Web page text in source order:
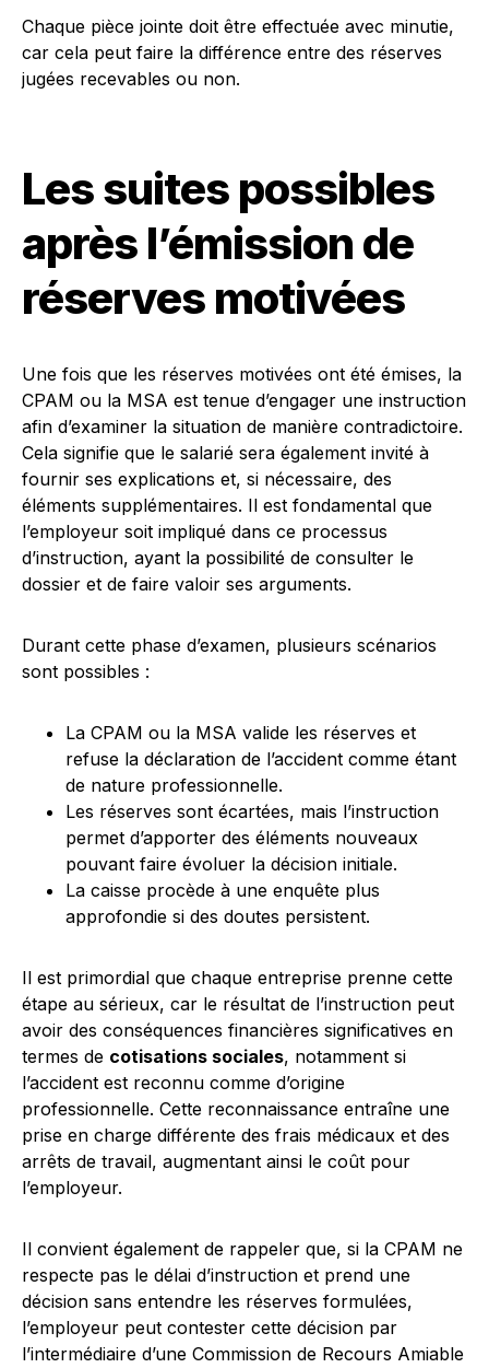
Chaque pièce jointe doit être effectuée avec minutie,
car cela peut faire la différence entre des réserves
jugées recevables ou non.
Les suites possibles
après l’émission de
réserves motivées
Une fois que les réserves motivées ont été émises, la
CPAM ou la MSA est tenue d’engager une instruction
afin d’examiner la situation de manière contradictoire.
Cela signifie que le salarié sera également invité à
fournir ses explications et, si nécessaire, des
éléments supplémentaires. Il est fondamental que
l’employeur soit impliqué dans ce processus
d’instruction, ayant la possibilité de consulter le
dossier et de faire valoir ses arguments.
Durant cette phase d’examen, plusieurs scénarios
sont possibles :
La CPAM ou la MSA valide les réserves et
refuse la déclaration de l’accident comme étant
de nature professionnelle.
Les réserves sont écartées, mais l’instruction
permet d’apporter des éléments nouveaux
pouvant faire évoluer la décision initiale.
La caisse procède à une enquête plus
approfondie si des doutes persistent.
Il est primordial que chaque entreprise prenne cette
étape au sérieux, car le résultat de l’instruction peut
avoir des conséquences financières significatives en
termes de cotisations sociales, notamment si
l’accident est reconnu comme d’origine
professionnelle. Cette reconnaissance entraîne une
prise en charge différente des frais médicaux et des
arrêts de travail, augmentant ainsi le coût pour
l’employeur.
Il convient également de rappeler que, si la CPAM ne
respecte pas le délai d’instruction et prend une
décision sans entendre les réserves formulées,
l’employeur peut contester cette décision par
l’intermédiaire d’une Commission de Recours Amiable